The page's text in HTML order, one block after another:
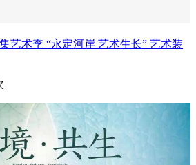
艺术季 “永定河岸 艺术生长” 艺术装